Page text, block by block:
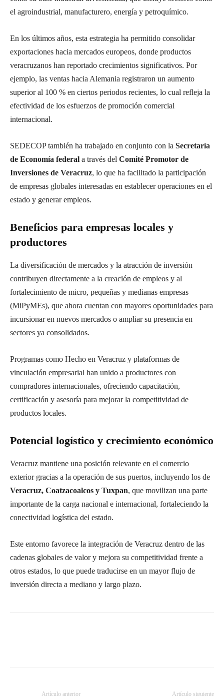
el agroindustrial, manufacturero, energía y petroquímico.
En los últimos años, esta estrategia ha permitido consolidar
exportaciones hacia mercados europeos, donde productos
veracruzanos han reportado crecimientos significativos. Por
ejemplo, las ventas hacia Alemania registraron un aumento
superior al 100 % en ciertos periodos recientes, lo cual refleja la
efectividad de los esfuerzos de promoción comercial
internacional.
SEDECOP también ha trabajado en conjunto con la Secretaría
de Economía federal a través del Comité Promotor de
Inversiones de Veracruz, lo que ha facilitado la participación
de empresas globales interesadas en establecer operaciones en el
estado y generar empleos.
Beneficios para empresas locales y
productores
La diversificación de mercados y la atracción de inversión
contribuyen directamente a la creación de empleos y al
fortalecimiento de micro, pequeñas y medianas empresas
(MiPyMEs), que ahora cuentan con mayores oportunidades para
incursionar en nuevos mercados o ampliar su presencia en
sectores ya consolidados.
Programas como Hecho en Veracruz y plataformas de
vinculación empresarial han unido a productores con
compradores internacionales, ofreciendo capacitación,
certificación y asesoría para mejorar la competitividad de
productos locales.
Potencial logístico y crecimiento económico
Veracruz mantiene una posición relevante en el comercio
exterior gracias a la operación de sus puertos, incluyendo los de
Veracruz, Coatzacoalcos y Tuxpan, que movilizan una parte
importante de la carga nacional e internacional, fortaleciendo la
conectividad logística del estado.
Este entorno favorece la integración de Veracruz dentro de las
cadenas globales de valor y mejora su competitividad frente a
otros estados, lo que puede traducirse en un mayor flujo de
inversión directa a mediano y largo plazo.
Artículo anterior Artículo siguiente